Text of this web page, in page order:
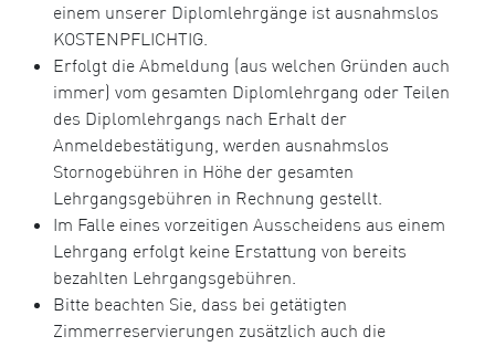
einem unserer Diplomlehrgänge ist ausnahmslos
KOSTENPFLICHTIG.
Erfolgt die Abmeldung (aus welchen Gründen auch
immer) vom gesamten Diplomlehrgang oder Teilen
des Diplomlehrgangs nach Erhalt der
Anmeldebestätigung, werden ausnahmslos
Stornogebühren in Höhe der gesamten
Lehrgangsgebühren in Rechnung gestellt.
Im Falle eines vorzeitigen Ausscheidens aus einem
Lehrgang erfolgt keine Erstattung von bereits
bezahlten Lehrgangsgebühren.
Bitte beachten Sie, dass bei getätigten
Zimmerreservierungen zusätzlich auch die